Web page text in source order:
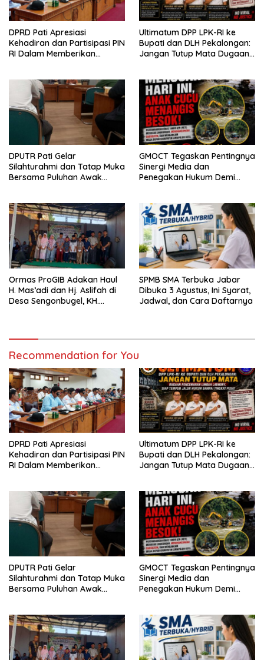
DPRD Pati Apresiasi
Kehadiran dan Partisipasi PIN
RI Dalam Memberikan
Ultimatum DPP LPK-RI ke
Bupati dan DLH Pekalongan:
Jangan Tutup Mata Dugaan
Hukum Sampai Tingkat Pusat
DPUTR Pati Gelar
Silahturahmi dan Tatap Muka
Bersama Puluhan Awak
GMOCT Tegaskan Pentingnya
Sinergi Media dan
Penegakan Hukum Demi
Ormas ProGIB Adakan Haul
H. Mas’adi dan Hj. Aslifah di
Desa Sengonbugel, KH.
SPMB SMA Terbuka Jabar
Dibuka 3 Agustus, Ini Syarat,
Jadwal, dan Cara Daftarnya
Recommendation for You
DPRD Pati Apresiasi
Kehadiran dan Partisipasi PIN
RI Dalam Memberikan
Ultimatum DPP LPK-RI ke
Bupati dan DLH Pekalongan:
Jangan Tutup Mata Dugaan
Hukum Sampai Tingkat Pusat
DPUTR Pati Gelar
Silahturahmi dan Tatap Muka
Bersama Puluhan Awak
GMOCT Tegaskan Pentingnya
Sinergi Media dan
Penegakan Hukum Demi